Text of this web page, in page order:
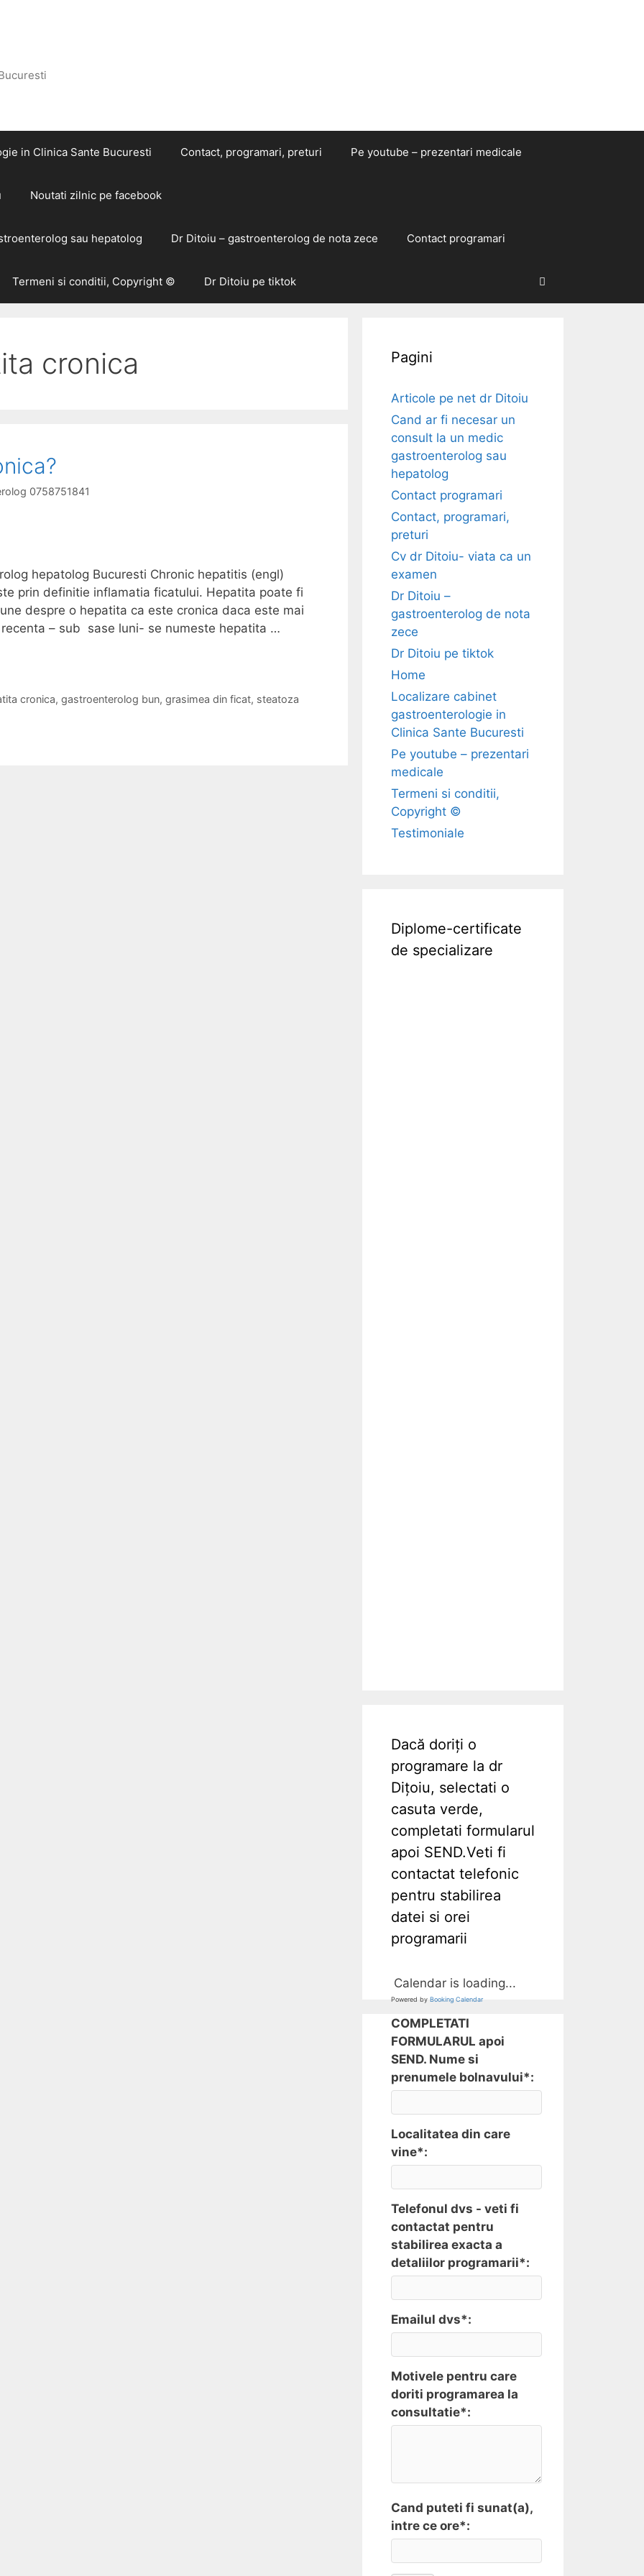
in Clinica Sante Bucuresti Contact, programari, preturi Pe youtube – prezentari medicale
Noutati zilnic pe facebook
sau hepatolog Dr Ditoiu – gastroenterolog de nota zece Contact programari
Termeni si conditii, Copyright © Dr Ditoiu pe tiktok
cronica
0758751841
hepatolog Bucuresti Chronic hepatitis (engl)
prin definitie inflamatia ficatului. Hepatita poate fi
despre o hepatita ca este cronica daca este mai
– sub sase luni- se numeste hepatita …
cronica, gastroenterolog bun, grasimea din ficat, steatoza
Pagini
Articole pe net dr Ditoiu
Cand ar fi necesar un
consult la un medic
gastroenterolog sau
hepatolog
Contact programari
Contact, programari,
preturi
Cv dr Ditoiu- viata ca un
examen
Dr Ditoiu –
gastroenterolog de nota
zece
Dr Ditoiu pe tiktok
Home
Localizare cabinet
gastroenterologie in
Clinica Sante Bucuresti
Pe youtube – prezentari
medicale
Termeni si conditii,
Copyright ©
Testimoniale
Diplome-certificate
de specializare
Dacă doriți o
programare la dr
Dițoiu, selectati o
casuta verde,
completati formularul
apoi SEND.Veti fi
contactat telefonic
pentru stabilirea
datei si orei
programarii
Calendar is loading...
Powered by Booking Calendar
COMPLETATI
FORMULARUL apoi
SEND. Nume si
prenumele bolnavului*:
Localitatea din care
vine*:
Telefonul dvs - veti fi
contactat pentru
stabilirea exacta a
detaliilor programarii*:
Emailul dvs*:
Motivele pentru care
doriti programarea la
consultatie*:
Cand puteti fi sunat(a),
intre ce ore*: